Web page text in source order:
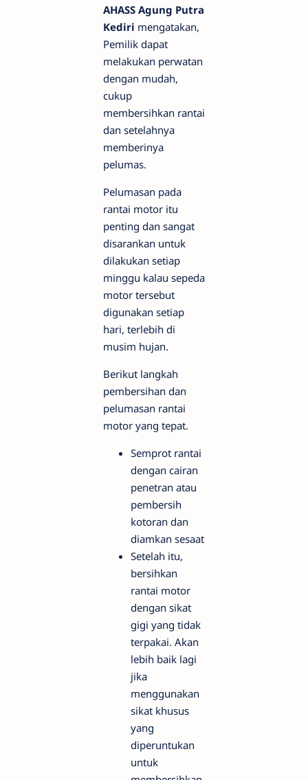
AHASS Agung Putra
Kediri mengatakan,
Pemilik dapat
melakukan perwatan
dengan mudah,
cukup
membersihkan rantai
dan setelahnya
memberinya
pelumas.
Pelumasan pada
rantai motor itu
penting dan sangat
disarankan untuk
dilakukan setiap
minggu kalau sepeda
motor tersebut
digunakan setiap
hari, terlebih di
musim hujan.
Berikut langkah
pembersihan dan
pelumasan rantai
motor yang tepat.
Semprot rantai
dengan cairan
penetran atau
pembersih
kotoran dan
diamkan sesaat
Setelah itu,
bersihkan
rantai motor
dengan sikat
gigi yang tidak
terpakai. Akan
lebih baik lagi
jika
menggunakan
sikat khusus
yang
diperuntukan
untuk